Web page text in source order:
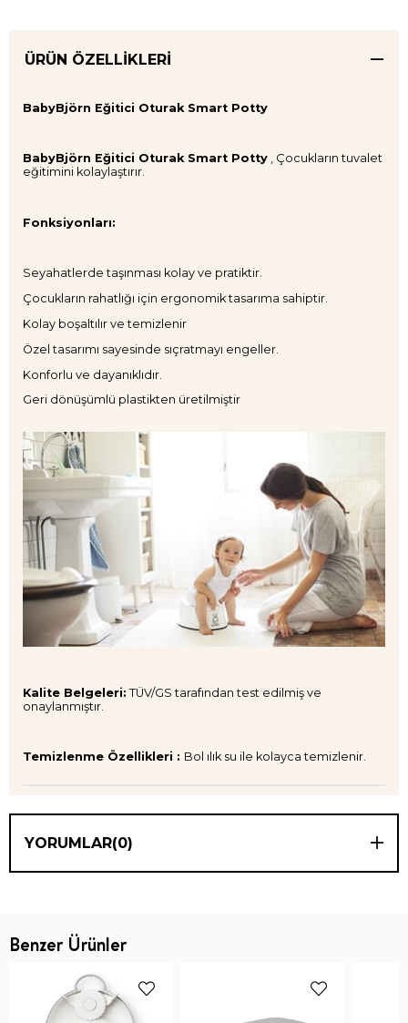
ÜRÜN ÖZELLIKLERI
BabyBjörn Eğitici Oturak Smart Potty
BabyBjörn Eğitici Oturak Smart Potty , Çocukların tuvalet
eğitimini kolaylaştırır.
Fonksiyonları:
Seyahatlerde taşınması kolay ve pratiktir.
Çocukların rahatlığı için ergonomik tasarıma sahiptir.
Kolay boşaltılır ve temizlenir
Özel tasarımı sayesinde sıçratmayı engeller.
Konforlu ve dayanıklıdır.
Geri dönüşümlü plastikten üretilmiştir
Kalite Belgeleri: TÜV/GS tarafından test edilmiş ve
onaylanmıştır.
Temizlenme Özellikleri : Bol ılık su ile kolayca temizlenir.
YORUMLAR(0)
Benzer Ürünler